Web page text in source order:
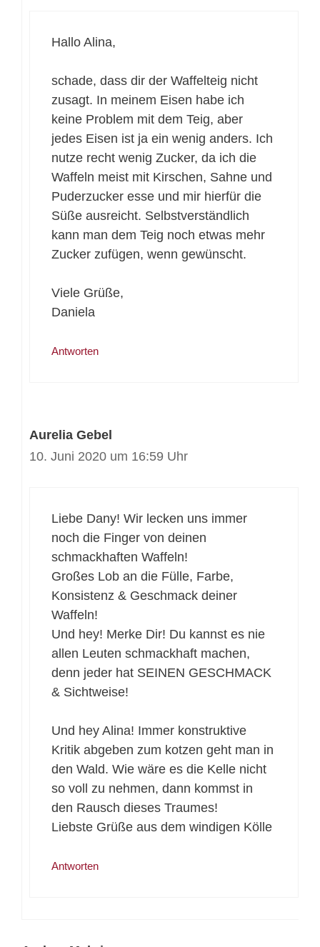
Hallo Alina,
schade, dass dir der Waffelteig nicht
zusagt. In meinem Eisen habe ich
keine Problem mit dem Teig, aber
jedes Eisen ist ja ein wenig anders. Ich
nutze recht wenig Zucker, da ich die
Waffeln meist mit Kirschen, Sahne und
Puderzucker esse und mir hierfür die
Süße ausreicht. Selbstverständlich
kann man dem Teig noch etwas mehr
Zucker zufügen, wenn gewünscht.
Viele Grüße,
Daniela
Antworten
Aurelia Gebel
10. Juni 2020 um 16:59 Uhr
Liebe Dany! Wir lecken uns immer
noch die Finger von deinen
schmackhaften Waffeln!
Großes Lob an die Fülle, Farbe,
Konsistenz & Geschmack deiner
Waffeln!
Und hey! Merke Dir! Du kannst es nie
allen Leuten schmackhaft machen,
denn jeder hat SEINEN GESCHMACK
& Sichtweise!
Und hey Alina! Immer konstruktive
Kritik abgeben zum kotzen geht man in
den Wald. Wie wäre es die Kelle nicht
so voll zu nehmen, dann kommst in
den Rausch dieses Traumes!
Liebste Grüße aus dem windigen Kölle
Antworten